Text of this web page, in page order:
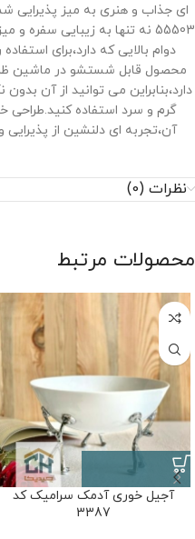
55503 نه تنها به زیبایی
دوام بالایی که دارد،برای
محصول قابل شستشو در ماشین
دارد،بنابراین می‌ توانید از آن
گرم و سرد استفاده
آن،تجربه ‌ای دلنشین از
نظرات (0)
محصولات مرتبط
آجیل خوری آدمک سرامیک کد
3387